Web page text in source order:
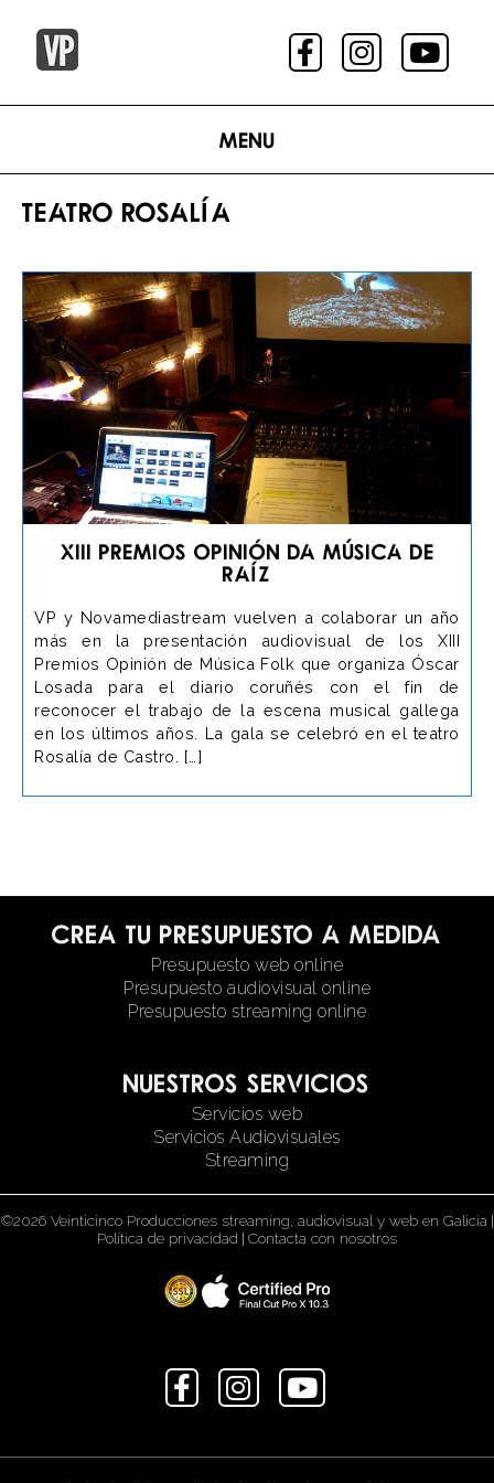
Menu
TEATRO ROSALÍA
XIII Premios Opinión da Música de
Raíz
VP y Novamediastream vuelven a colaborar un año
más en la presentación audiovisual de los XIII
Premios Opinión de Música Folk que organiza Óscar
Losada para el diario coruñés con el fin de
reconocer el trabajo de la escena musical gallega
en los últimos años. La gala se celebró en el teatro
Rosalía de Castro. […]
Crea tu presupuesto a medida
Presupuesto web online
Presupuesto audiovisual online
Presupuesto streaming online
Nuestros servicios
Servicios web
Servicios Audiovisuales
Streaming
©2026 Veinticinco Producciones streaming, audiovisual y web en Galicia |
Política de privacidad | Contacta con nosotros